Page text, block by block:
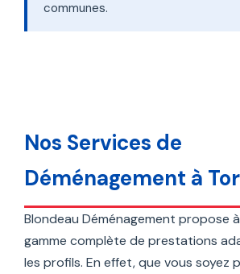
communes.
Nos Services de
Déménagement à
Blondeau Déménagement propose
gamme complète de prestations
les profils. En effet, que vous soyez